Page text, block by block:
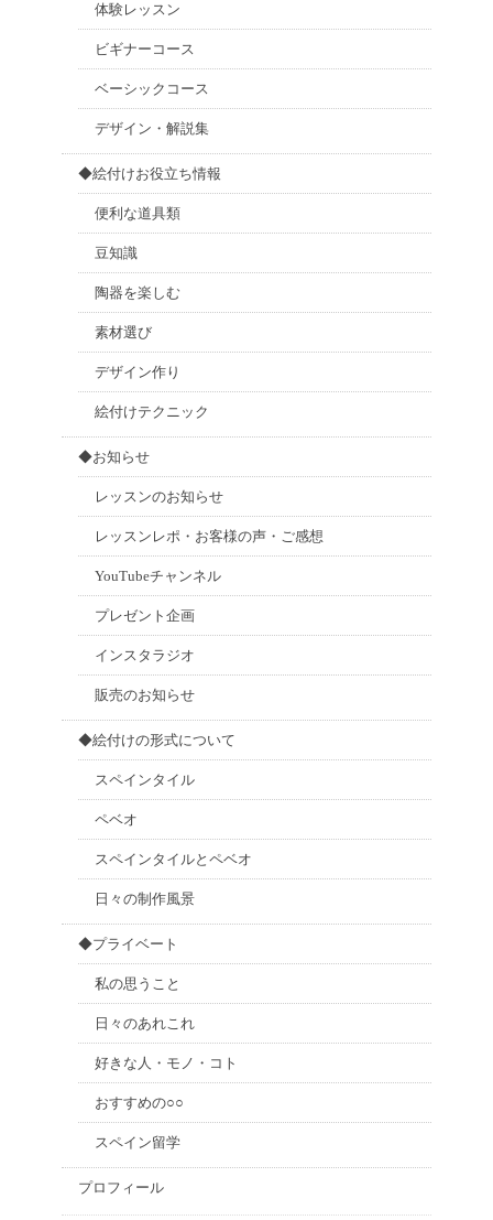
体験レッスン
ビギナーコース
ベーシックコース
デザイン・解説集
◆絵付けお役立ち情報
便利な道具類
豆知識
陶器を楽しむ
素材選び
デザイン作り
絵付けテクニック
◆お知らせ
レッスンのお知らせ
レッスンレポ・お客様の声・ご感想
YouTubeチャンネル
プレゼント企画
インスタラジオ
販売のお知らせ
◆絵付けの形式について
スペインタイル
ペベオ
スペインタイルとペベオ
日々の制作風景
◆プライベート
私の思うこと
日々のあれこれ
好きな人・モノ・コト
おすすめの○○
スペイン留学
プロフィール